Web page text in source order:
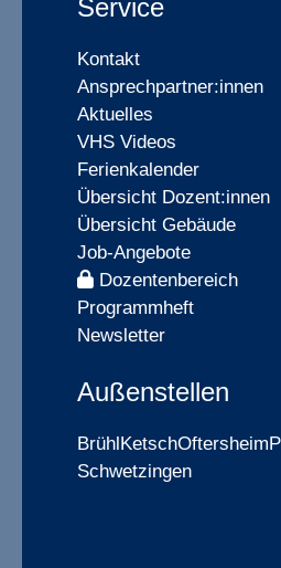
Service
Kontakt
Ansprechpartner:innen
Aktuelles
VHS Videos
Ferienkalender
Übersicht Dozent:innen
Übersicht Gebäude
Job-Angebote
Dozentenbereich
Programmheft
Newsletter
Außenstellen
BrühlKetschOftersheim
Schwetzingen